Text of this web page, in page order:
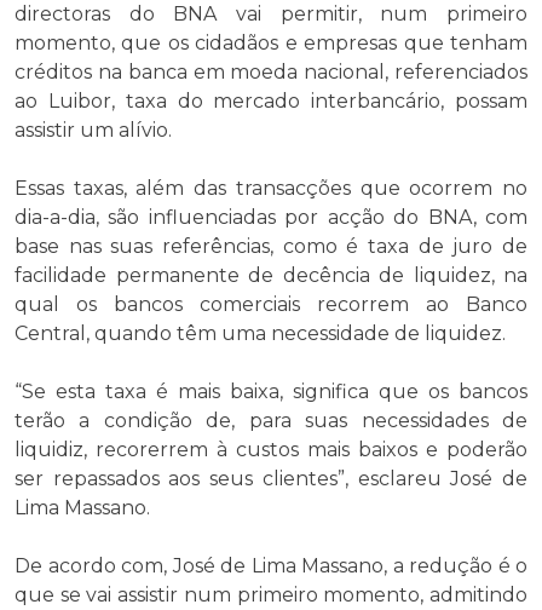
directoras do BNA vai permitir, num primeiro
momento, que os cidadãos e empresas que tenham
créditos na banca em moeda nacional, referenciados
ao Luibor, taxa do mercado interbancário, possam
assistir um alívio.
Essas taxas, além das transacções que ocorrem no
dia-a-dia, são influenciadas por acção do BNA, com
base nas suas referências, como é taxa de juro de
facilidade permanente de decência de liquidez, na
qual os bancos comerciais recorrem ao Banco
Central, quando têm uma necessidade de liquidez.
“Se esta taxa é mais baixa, significa que os bancos
terão a condição de, para suas necessidades de
liquidiz, recorerrem à custos mais baixos e poderão
ser repassados aos seus clientes”, esclareu José de
Lima Massano.
De acordo com, José de Lima Massano, a redução é o
que se vai assistir num primeiro momento, admitindo